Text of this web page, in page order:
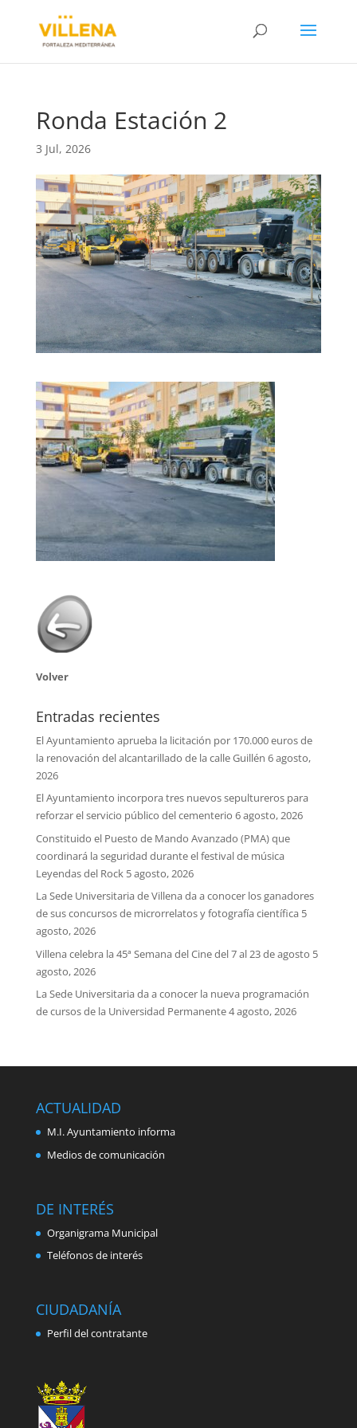
Ronda Estación 2
3 Jul, 2026
Volver
Entradas recientes
El Ayuntamiento aprueba la licitación por 170.000 euros de
la renovación del alcantarillado de la calle Guillén 6 agosto,
2026
El Ayuntamiento incorpora tres nuevos sepultureros para
reforzar el servicio público del cementerio 6 agosto, 2026
Constituido el Puesto de Mando Avanzado (PMA) que
coordinará la seguridad durante el festival de música
Leyendas del Rock 5 agosto, 2026
La Sede Universitaria de Villena da a conocer los ganadores
de sus concursos de microrrelatos y fotografía científica 5
agosto, 2026
Villena celebra la 45ª Semana del Cine del 7 al 23 de agosto 5
agosto, 2026
La Sede Universitaria da a conocer la nueva programación
de cursos de la Universidad Permanente4 agosto, 2026
ACTUALIDAD
M.I. Ayuntamiento informa
Medios de comunicación
DE INTERÉS
Organigrama Municipal
Teléfonos de interés
CIUDADANÍA
Perfil del contratante